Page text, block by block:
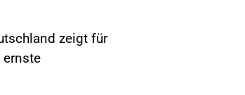
zeigt für
ernste